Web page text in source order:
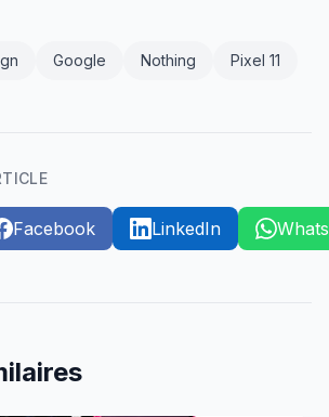
Google Nothing Pixel 11
Facebook LinkedIn